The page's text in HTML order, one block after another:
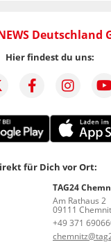
Deutschland
Hier findest du uns:
für Dich vor Ort:
TAG24
Am Rathaus 2
09111
+49 371